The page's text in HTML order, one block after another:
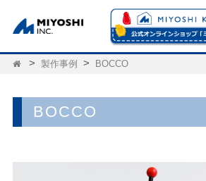
製作事例 BOCCO
BOCCO